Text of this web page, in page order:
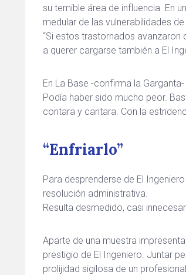
su temible área de influencia. En
medular de las vulnerabilidades
“Si estos trastornados
a querer cargarse también a El
En La Base -confirma la
Podía haber sido mucho peor.
contara y cantara. Con la
“Enfriarlo”
Para desprenderse de El
resolución administrativa.
Resulta desmedido, casi
Aparte de una muestra
prestigio de El Ingeniero. Juntar
prolijidad sigilosa de un